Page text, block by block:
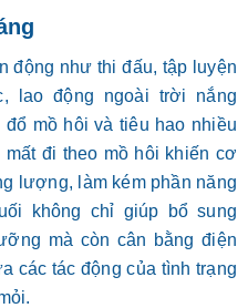
động như thi đấu, tập luyện
lao động ngoài trời nắng
mồ hôi và tiêu hao nhiều
đi theo mồ hôi khiến cơ
lượng, làm kém phần năng
không chỉ giúp bổ sung
mà còn cân bằng điện
các tác động của tình trạng